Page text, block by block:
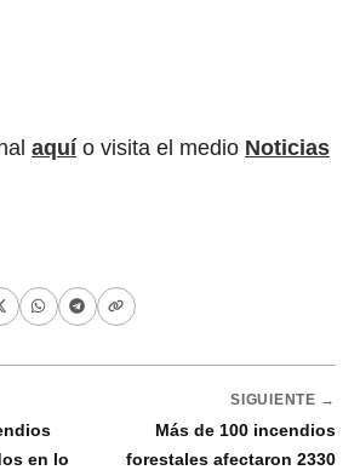
aquí o visita el medio Noticias
en lo
SIGUIENTE →
Más de 100 incendios
forestales afectaron 2330